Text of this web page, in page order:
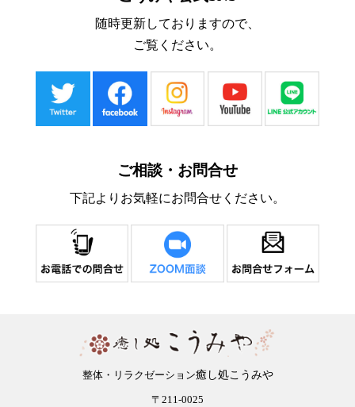
随時更新しておりますので、
ご覧ください。
ご相談・お問合せ
下記よりお気軽にお問合せください。
整体・リラクゼーション癒し処こうみや
〒211-0025